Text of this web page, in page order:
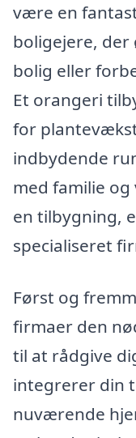
være en
boligejere, der
bolig eller
Et orangeri
for
indbydende
med familie
en tilbygning,
specialiseret
Først og
firmaer den
til at rådgive
integrerer din
nuværende